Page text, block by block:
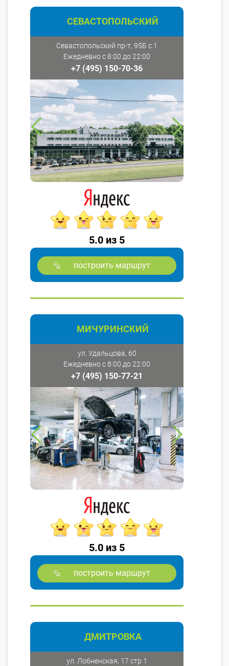
СЕВАСТОПОЛЬСКИЙ
Севастопольский пр-т, 95Б с.1
Ежедневно с 8:00 до 22:00
+7 (495) 150-70-36
5.0 из 5
построить маршрут
МИЧУРИНСКИЙ
ул. Удальцова, 60
Ежедневно с 8:00 до 22:00
+7 (495) 150-77-21
5.0 из 5
построить маршрут
ДМИТРОВКА
ул. Лобненская, 17 стр 1